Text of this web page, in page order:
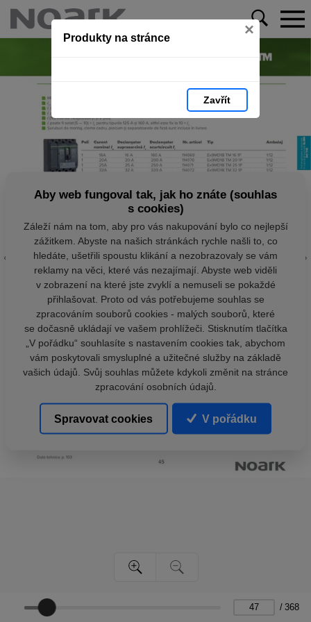
Produkty na stránce ×
Zavřít
/ 368
Aby web fungoval tak, jak ho znáte (souhlas
s cookies)
Záleží nám na tom, aby pro vás nakupování bylo co nejlepší
zážitkem. Abyste na našich stránkách rychle našli to, co
hledáte, ušetřili spoustu klikání a nezobrazovaly se vám
reklamy na věci, které vás nezajímají. Abyste web viděli
v zobrazení na které jste zvyklí a nemuseli se pokaždé
přihlašovat. Proto od vás potřebujeme souhlas se
zpracováním souborů cookies - malých souborů, které
se dočasně ukládají ve vašem prohlížeči. Stisknutím tlačítka
„V pořádku“ souhlasíte s nastavením cookies tak, abychom
vám poskytovali smysluplné a užitečné služby na základě
vašich údajů. Svůj souhlas můžete kdykoli změnit na stránce
zpracování osobních údajů.
Spravovat cookies V pořádku